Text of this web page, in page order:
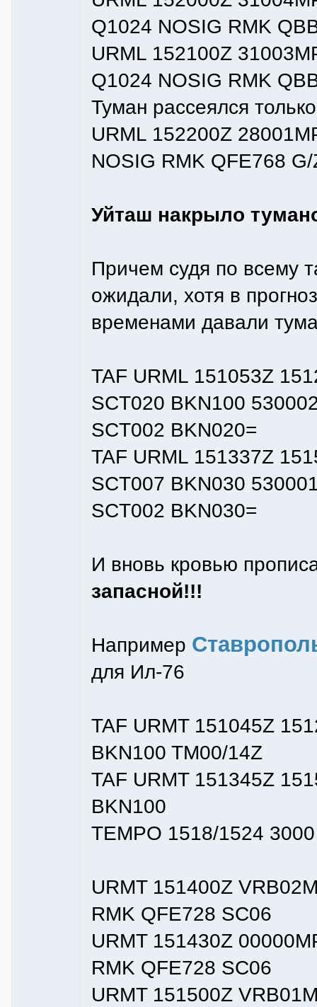
Q1024 NOSIG RMK
URML 152100Z
Q1024 NOSIG RMK
Туман рассеялся
URML 152200Z
NOSIG RMK QFE768
Уйташ накрыло
Причем судя по всему
ожидали, хотя в
временами давали
TAF URML 151053Z
SCT020 BKN100
SCT002 BKN020=
TAF URML 151337Z
SCT007 BKN030
SCT002 BKN030=
И вновь кровью
запасной!!!
Например
для Ил-76
TAF URMT 151045Z
BKN100 TM00/14Z
TAF URMT 151345Z
BKN100
TEMPO 1518/1524
URMT 151400Z
RMK QFE728 SC06
URMT 151430Z
RMK QFE728 SC06
URMT 151500Z